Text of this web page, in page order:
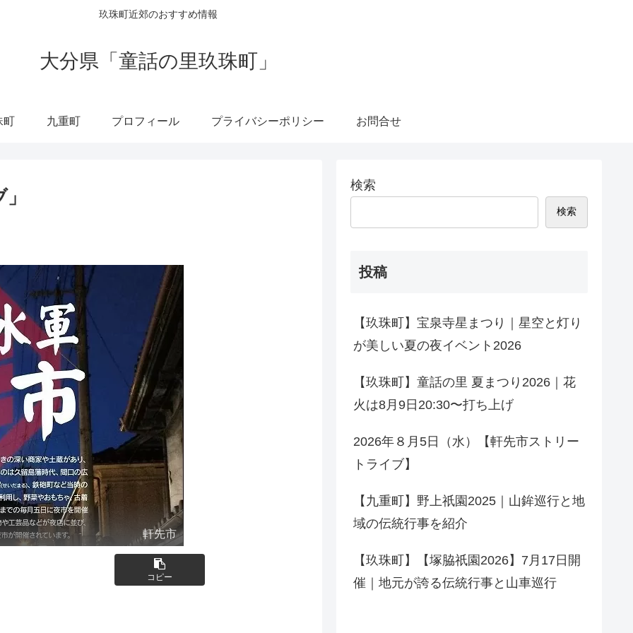
玖珠町近郊のおすすめ情報
大分県「童話の里玖珠町」
町 九重町 プロフィール プライバシーポリシー お問合せ
軒先市
コピー
検索
検索
投稿
【玖珠町】宝泉寺星まつり｜星空と灯り
が美しい夏の夜イベント2026
【玖珠町】童話の里 夏まつり2026｜花
火は8月9日20:30〜打ち上げ
2026年８月5日（水）【軒先市ストリー
トライブ】
【九重町】野上祇園2025｜山鉾巡行と地
域の伝統行事を紹介
【玖珠町】【塚脇祇園2026】7月17日開
催｜地元が誇る伝統行事と山車巡行